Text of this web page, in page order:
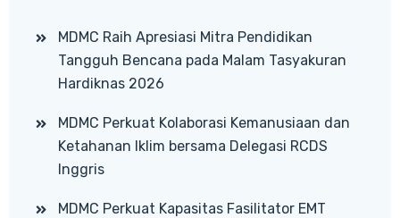
MDMC Raih Apresiasi Mitra Pendidikan
Tangguh Bencana pada Malam Tasyakuran
Hardiknas 2026
MDMC Perkuat Kolaborasi Kemanusiaan dan
Ketahanan Iklim bersama Delegasi RCDS
Inggris
MDMC Perkuat Kapasitas Fasilitator EMT